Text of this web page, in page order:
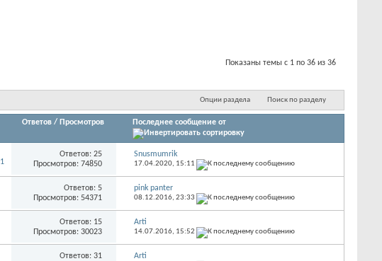
Показаны темы с 1 по 36 из 36
Опции раздела Поиск по разделу
Ответов / Просмотров Последнее сообщение от
Ответов: 25
Просмотров: 74850
Snusmumrik
17.04.2020, 15:11
Ответов: 5
Просмотров: 54371
pink panter
08.12.2016, 23:33
Ответов: 15
Просмотров: 30023
Arti
14.07.2016, 15:52
Ответов: 31
Arti